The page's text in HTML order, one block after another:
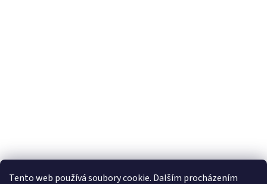
Tento web používá soubory cookie. Dalším procházením